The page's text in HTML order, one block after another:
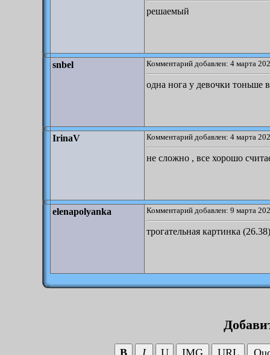
решаемый
snbel Комментарий добавлен: 4 марта
одна нога у девочки тоньше
IrinaV Комментарий добавлен: 4 марта
не сложно , все хорошо
elenapolyanka Комментарий добавлен: 9 марта
трогательная картинка (26.38)